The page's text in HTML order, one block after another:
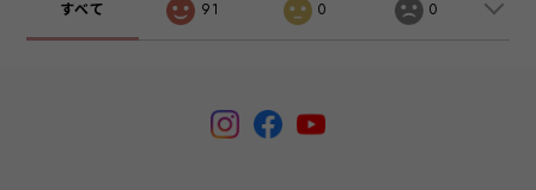
すべて 91 0 0